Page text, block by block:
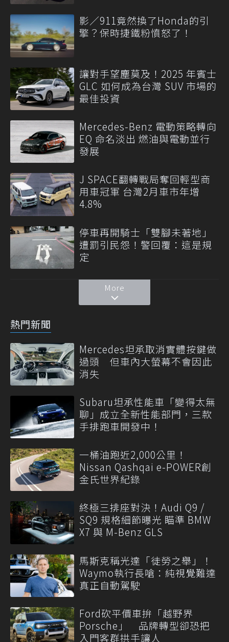
影／911竟然換了Honda的引
擎？保時捷鐵粉憤怒了！
讓對手望塵莫及！2025 年賓士
GLC 如何成為台灣 SUV 市場的
最佳投資
Mercedes-Benz 電動策略轉向
EQ 命名淡出 燃油與電動並行
發展
J SPACE翻轉戰局奪回輕型商
用車冠軍 台灣2月車市年增
4.8%
停車再開騎士「雙腳未著地」
遭罰引民怨！警回覆：這是規
定
More
熱門新聞
Mercedes坦承取消實體按鍵做
過頭 但車內大螢幕不會因此
消失
Subaru坦承性能車「變得太無
聊」成立全新性能部門，三款
手排跑車開發中！
一桶油跑近2,000公里！
Nissan Qashqai e-POWER創
金氏世界紀錄
終極三排座對決！Audi Q9 /
SQ9 規格細節曝光 瞄準 BMW
X7 與 M-Benz GLS
馬斯克稱光達「徒勞之舉」！
Waymo執行長嗆：純視覺難達
真正自動駕駛
Ford砍平價車拚「越野界
Porsche」 品牌轉型卻恐把
入門客群拱手讓人